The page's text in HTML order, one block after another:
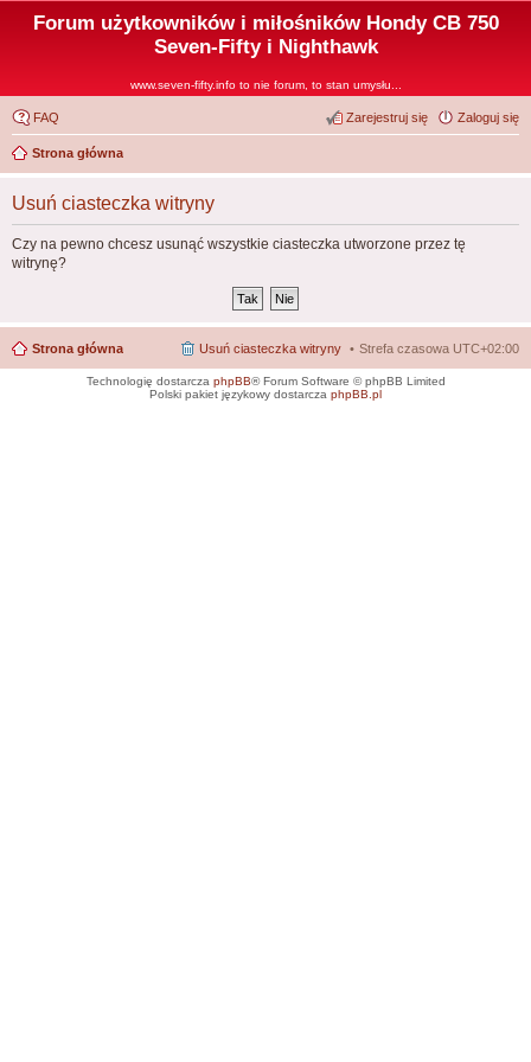
Forum użytkowników i miłośników Hondy CB 750
Seven-Fifty i Nighthawk
www.seven-fifty.info to nie forum, to stan umysłu...
FAQ Zaloguj się
Zarejestruj się
Strona główna
Usuń ciasteczka witryny
Czy na pewno chcesz usunąć wszystkie ciasteczka utworzone przez tę
witrynę?
Strona główna Strefa czasowa UTC+02:00
Usuń ciasteczka witryny
Technologię dostarcza phpBB® Forum Software © phpBB Limited
Polski pakiet językowy dostarcza phpBB.pl